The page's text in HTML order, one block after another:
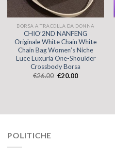
BORSA A TRACOLLA DA DONNA
CHIO’2ND NANFENG
Originale White Chain White
Chain Bag Women’s Niche
Luce Luxuria One-Shoulder
Crossbody Borsa
€26.00 €20.00
POLITICHE